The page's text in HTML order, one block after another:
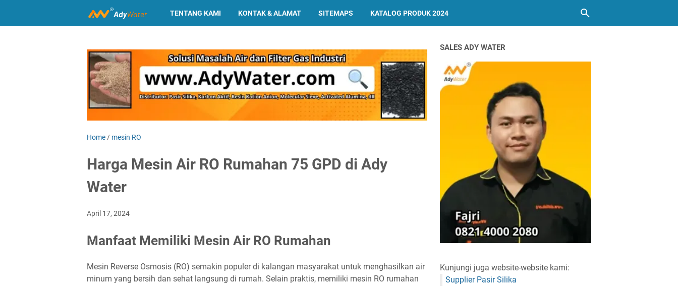
TENTANG KAMI KONTAK & ALAMAT SITEMAPS KATALOG PRODUK 2024
Home / mesin RO
Harga Mesin Air RO Rumahan 75 GPD di Ady
Water
April 17, 2024
Manfaat Memiliki Mesin Air RO Rumahan
Mesin Reverse Osmosis (RO) semakin populer di kalangan masyarakat untuk menghasilkan air
minum yang bersih dan sehat langsung di rumah. Selain praktis, memiliki mesin RO rumahan
SALES ADY WATER
Kunjungi juga website-website kami:
Supplier Pasir Silika